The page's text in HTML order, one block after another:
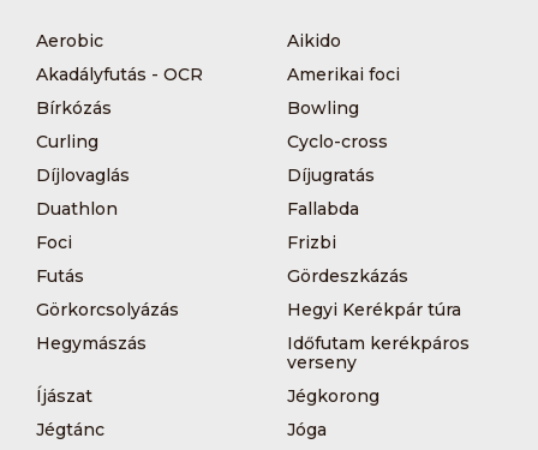
Aerobic
Aikido
Akadályfutás - OCR
Amerikai foci
Bírkózás
Bowling
Curling
Cyclo-cross
Díjlovaglás
Díjugratás
Duathlon
Fallabda
Foci
Frizbi
Futás
Gördeszkázás
Görkorcsolyázás
Hegyi Kerékpár túra
Hegymászás
Időfutam kerékpáros
verseny
Íjászat
Jégkorong
Jégtánc
Jóga